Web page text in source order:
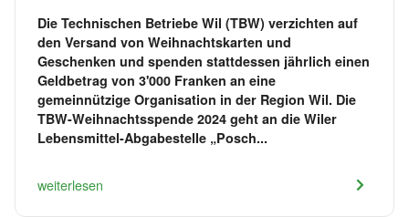
Die Technischen Betriebe Wil (TBW) verzichten auf
den Versand von Weihnachtskarten und
Geschenken und spenden stattdessen jährlich einen
Geldbetrag von 3'000 Franken an eine
gemeinnützige Organisation in der Region Wil. Die
TBW-Weihnachtsspende 2024 geht an die Wiler
Lebensmittel-Abgabestelle „Posch...
weiterlesen